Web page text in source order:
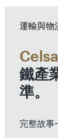
運輸與物
Celsa
鐵產
準。
完整故事